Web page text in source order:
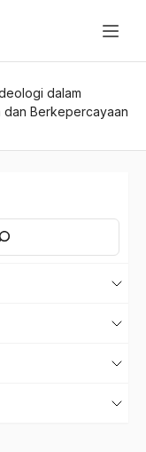
dalam
dan Berkepercayaan